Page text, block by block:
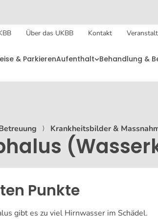
Über das UKBB Kontakt
& ParkierenAufenthalt Behandlung &
⟩ Krankheitsbilder &
Punkte
gibt es zu viel Hirnwasser im Schädel.